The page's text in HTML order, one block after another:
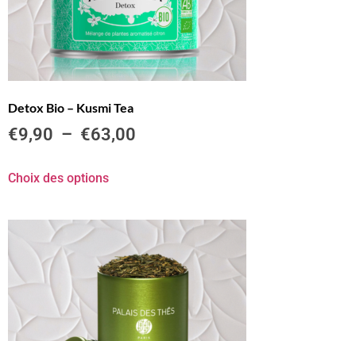
Detox Bio – Kusmi Tea
€9,90 – €63,00
Choix des options